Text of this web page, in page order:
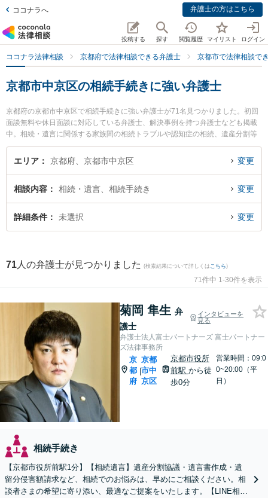
ココナラへ 弁護士の方はこちら
投稿する 探す 閲覧履歴 マイリスト ログイン
ココナラ法律相談 京都府で法律相談できる弁護士 京都市で法律相談で
京都市中京区の相続手続きに強い弁護士
京都府の京都市中京区で相続手続きに強い弁護士が71名見つかりました。初回
面談無料や休日面談に対応している弁護士、解決事例を持つ弁護士なども掲載
中。相続・遺言に関係する家族間の相続トラブルや認知症の相続、遺産分割等
の細かな分野での絞り込み検索もでき便利です。特に弁護士法人富士パートナ
ーズ 富士パートナーズ法律事務所の菊岡 隼生弁護士やあわの法律事務所の粟野
した相続手続きのトラブルを今すぐに弁護士に相談したい』『相続手続きのト
ラブル解決の実績豊富な近くの弁護士を検索したい』『初回相談無料で相続手
続きを法律相談できる京都市中京区内の弁護士に相談予約したい』などでお困
エリア 京都府、京都市中京区 変更
相談内容 相続・遺言、相続手続き 変更
詳細条件 未選択 変更
71 人の弁護士が見つかりました (検索結果について詳しくは こちら)
71件中 1-30件を表示
菊岡 隼生 弁
護士
インタビューを
見る
弁護士法人富士パートナーズ 富士パートナー
ズ法律事務所
京
都
府
|
京都
市中
京区
京都市役所
前駅 から徒
歩0分
営業時間：09:0
0~20:00（平
日）
相続手続き
【京都市役所前駅1分】【相続遺言】遺産分割協議・遺言書作成・遺
留分侵害額請求など、相続でのお悩みは、早めにご相談ください。相
談者さまの希望に寄り添い、最適なご提案をいたします。【LINE相談